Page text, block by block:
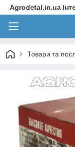
Agrodetal.in.ua
Товари та